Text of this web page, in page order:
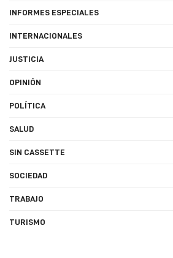
INFORMES ESPECIALES
INTERNACIONALES
JUSTICIA
OPINIÓN
POLÍTICA
SALUD
SIN CASSETTE
SOCIEDAD
TRABAJO
TURISMO